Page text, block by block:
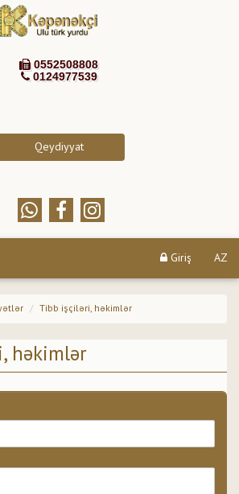
0552508808
0124977539
Qeydiyyat
Giriş AZ
Tibb işçiləri, həkimlər
həkimlər